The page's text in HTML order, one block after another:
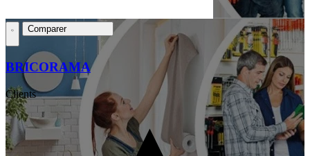
Comparer
BRICORAMA
Clients